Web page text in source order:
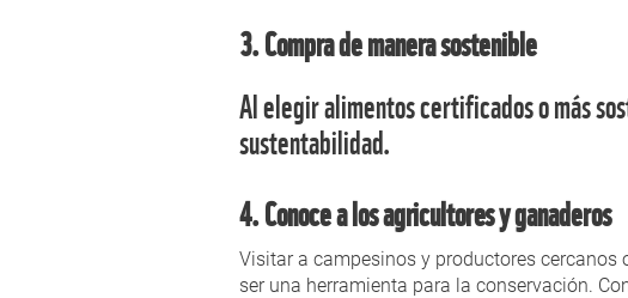
3. Compra de manera sostenible
Al elegir alimentos certificados o más
sustentabilidad.
4. Conoce a los agricultores y ganaderos
Visitar a campesinos y productores
ser una herramienta para la conservación.